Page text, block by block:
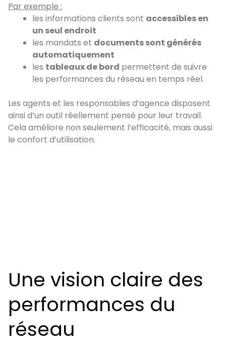
Par exemple :
les informations clients sont accessibles en
un seul endroit
les mandats et documents sont générés
automatiquement
les tableaux de bord permettent de suivre
les performances du réseau en temps réel.
Les agents et les responsables d’agence disposent
ainsi d’un outil réellement pensé pour leur travail.
Cela améliore non seulement l’efficacité, mais aussi
le confort d’utilisation.
Une vision claire des
performances du
réseau